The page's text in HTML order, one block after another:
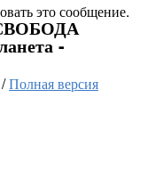
это сообщение.
-
/Полная версия